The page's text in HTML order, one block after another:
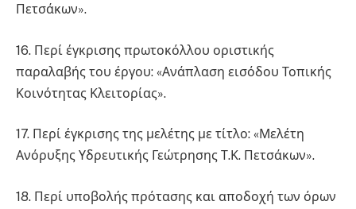
Πετσάκων».
16. Περί έγκρισης πρωτοκόλλου οριστικής
παραλαβής του έργου: «Ανάπλαση εισόδου Τοπικής
Κοινότητας Κλειτορίας».
17. Περί έγκρισης της μελέτης με τίτλο: «Μελέτη
Ανόρυξης Υδρευτικής Γεώτρησης Τ.Κ. Πετσάκων».
18. Περί υποβολής πρότασης και αποδοχή των όρων